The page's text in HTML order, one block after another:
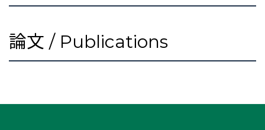
論文 / Publications